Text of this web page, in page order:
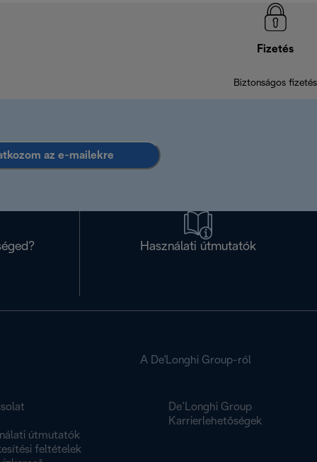
Fizetés
Biztonságos fizetés
az e-mailekre
Használati útmutatók
útmutatók
feltételek
A De'Longhi Group-ról
De’Longhi Group
Karrierlehetőségek